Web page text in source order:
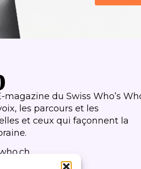
magazine du Swiss Who’s
les parcours et les
et ceux qui façonnent la